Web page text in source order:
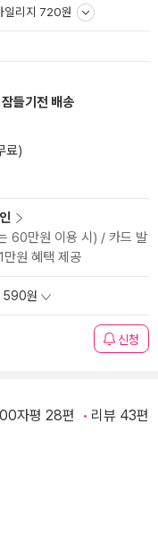
일리지 720원
잠들기전 배송
료)
60만원 이용 시) / 카드 발
만원 혜택 제공
590원
신청
자평 28편 리뷰 43편